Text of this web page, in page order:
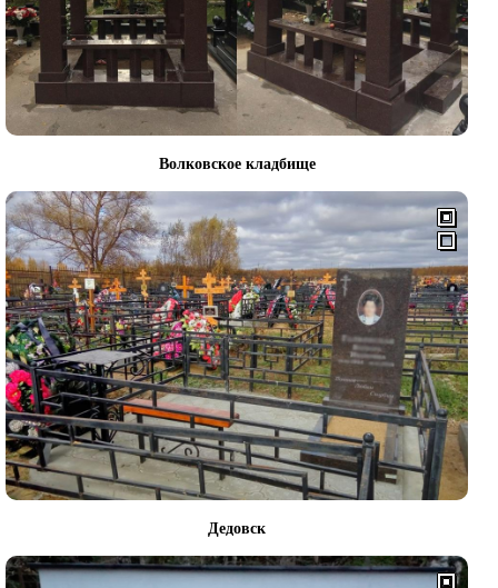
Волковское кладбище
Дедовск